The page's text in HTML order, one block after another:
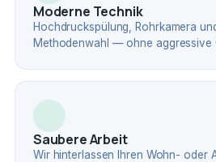
Moderne Technik
Hochdruckspülung, Rohrkamera
Methodenwahl — ohne aggressive
Saubere Arbeit
Wir hinterlassen Ihren Wohn- oder